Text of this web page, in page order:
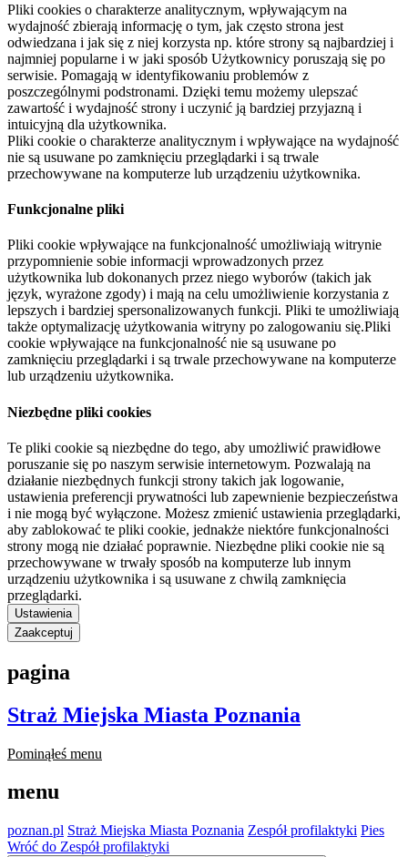
Pliki cookies o charakterze analitycznym, wpływającym na
wydajność zbierają informację o tym, jak często strona jest
odwiedzana i jak się z niej korzysta np. które strony są najbardziej i
najmniej popularne i w jaki sposób Użytkownicy poruszają się po
serwisie. Pomagają w identyfikowaniu problemów z
poszczególnymi podstronami. Dzięki temu możemy ulepszać
zawartość i wydajność strony i uczynić ją bardziej przyjazną i
intuicyjną dla użytkownika.
Pliki cookie o charakterze analitycznym i wpływające na wydajność
nie są usuwane po zamknięciu przeglądarki i są trwale
przechowywane na komputerze lub urządzeniu użytkownika.
Funkcjonalne pliki
Pliki cookie wpływające na funkcjonalność umożliwiają witrynie
przypomnienie sobie informacji wprowadzonych przez
użytkownika lub dokonanych przez niego wyborów (takich jak
język, wyrażone zgody) i mają na celu umożliwienie korzystania z
lepszych i bardziej spersonalizowanych funkcji. Pliki te umożliwiają
także optymalizację użytkowania witryny po zalogowaniu się.Pliki
cookie wpływające na funkcjonalność nie są usuwane po
zamknięciu przeglądarki i są trwale przechowywane na komputerze
lub urządzeniu użytkownika.
Niezbędne pliki cookies
Te pliki cookie są niezbędne do tego, aby umożliwić prawidłowe
poruszanie się po naszym serwisie internetowym. Pozwalają na
działanie niezbędnych funkcji strony takich jak logowanie,
ustawienia preferencji prywatności lub zapewnienie bezpieczeństwa
i nie mogą być wyłączone. Możesz zmienić ustawienia przeglądarki,
aby zablokować te pliki cookie, jednakże niektóre funkcjonalności
strony mogą nie działać poprawnie. Niezbędne pliki cookie nie są
przechowywane w trwały sposób na komputerze lub innym
urządzeniu użytkownika i są usuwane z chwilą zamknięcia
przeglądarki.
Ustawienia
Zaakceptuj
pagina
Straż Miejska Miasta Poznania
Pominąłeś menu
menu
poznan.pl Straż Miejska Miasta Poznania Zespół profilaktyki Pies
Wróć do Zespół profilaktyki